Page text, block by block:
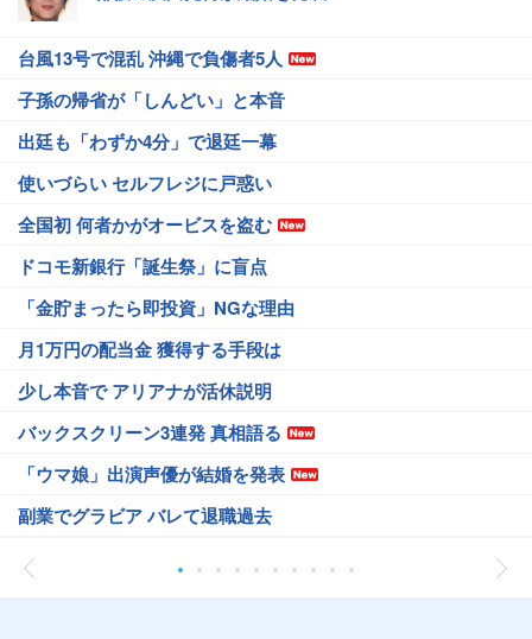
台風13号で混乱 沖縄で負傷者5人
子孫の帰省が「しんどい」と本音
出廷も「わずか4分」で退廷一幕
使いづらい セルフレジに戸惑い
全国初 何者かがオービスを盗む
ドコモ新銀行「誕生祭」に盲点
「金貯まったら即投資」NGな理由
月1万円の配当金 獲得する手段は
少し本音で アリアナが活休説明
バックスクリーン3連発 真相語る
「ウマ娘」出演声優が結婚を発表
副業でグラビア バレて退職過去